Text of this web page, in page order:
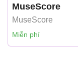
MuseScore
MuseScore
Miễn phí